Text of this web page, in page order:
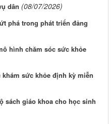
dân (08/07/2026)
phá trong phát triển đảng
hình chăm sóc sức khỏe
sức khỏe định kỳ miễn
sách giáo khoa cho học sinh